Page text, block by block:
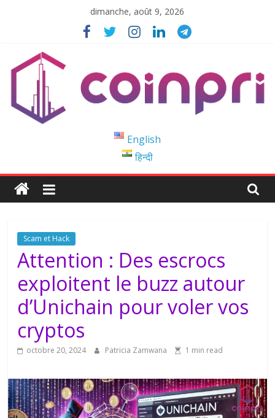
dimanche, août 9, 2026
Blockchain
Easy
to
English
हिन्दी
Scam et Hack
Attention : Des escrocs
exploitent le buzz autour
d’Unichain pour voler vos
cryptos
octobre 20, 2024 Patricia Zamwana 1 min read